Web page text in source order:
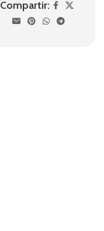
Compartir: